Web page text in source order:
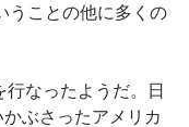
うことの他に多くの
行なったようだ。日
ぶさったアメリカ